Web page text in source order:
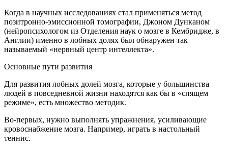
Когда в научных исследованиях стал применяться метод
позитронно-эмиссионной томографии, Джоном Дунканом
(нейропсихологом из Отделения наук о мозге в Кембридже, в
Англии) именно в лобных долях был обнаружен так
называемый «нервный центр интеллекта».
Основные пути развития
Для развития лобных долей мозга, которые у большинства
людей в повседневной жизни находятся как бы в «спящем
режиме», есть множество методик.
Во-первых, нужно выполнять упражнения, усиливающие
кровоснабжение мозга. Например, играть в настольный
теннис.